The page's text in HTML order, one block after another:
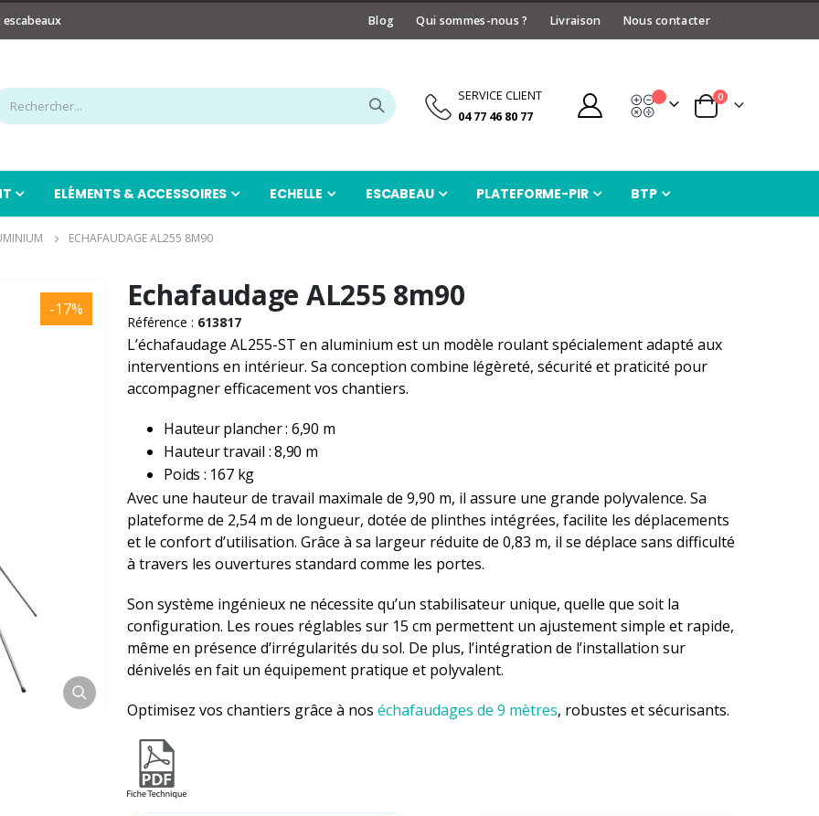
Blog Qui sommes-nous ? Livraison Nous contacter
SERVICE CLIENT
04 77 46 80 77
Panier
0articles
Devis
ELÉMENTS & ACCESSOIRES ECHELLE ESCABEAU PLATEFORME-PIR BTP
ECHAFAUDAGE AL255 8M90
-17% Echafaudage AL255 8m90
Référence : 613817
L’échafaudage AL255-ST en aluminium est un modèle roulant spécialement adapté aux
interventions en intérieur. Sa conception combine légèreté, sécurité et praticité pour
accompagner efficacement vos chantiers.
Hauteur plancher : 6,90 m
Hauteur travail : 8,90 m
Poids : 167 kg
Avec une hauteur de travail maximale de 9,90 m, il assure une grande polyvalence. Sa
plateforme de 2,54 m de longueur, dotée de plinthes intégrées, facilite les déplacements
et le confort d’utilisation. Grâce à sa largeur réduite de 0,83 m, il se déplace sans difficulté
à travers les ouvertures standard comme les portes.
Son système ingénieux ne nécessite qu’un stabilisateur unique, quelle que soit la
configuration. Les roues réglables sur 15 cm permettent un ajustement simple et rapide,
même en présence d’irrégularités du sol. De plus, l’intégration de l’installation sur
dénivelés en fait un équipement pratique et polyvalent.
Optimisez vos chantiers grâce à noséchafaudages de 9 mètres, robustes et sécurisants.